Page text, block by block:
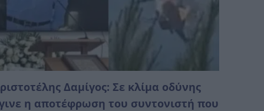
Δαμίγος: Σε κλίμα οδύνης
η αποτέφρωση του συντονιστή που